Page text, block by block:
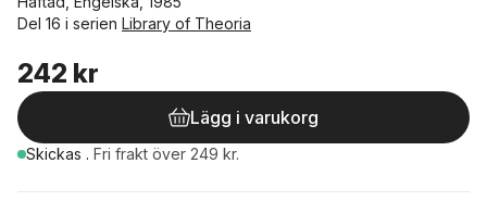
Del 16 i serien Library of Theoria
242 kr
Lägg i varukorg
Skickas . Fri frakt över 249 kr.